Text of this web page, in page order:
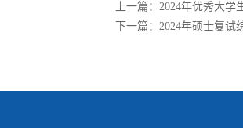
上一篇： 2024年优秀大学
下一篇： 2024年硕士复试